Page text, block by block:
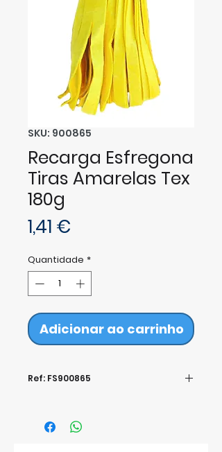
SKU: 900865
Recarga Esfregona
Tiras Amarelas Tex
180g
1,41 €
Quantidade *
Adicionar ao carrinho
Ref: FS900865